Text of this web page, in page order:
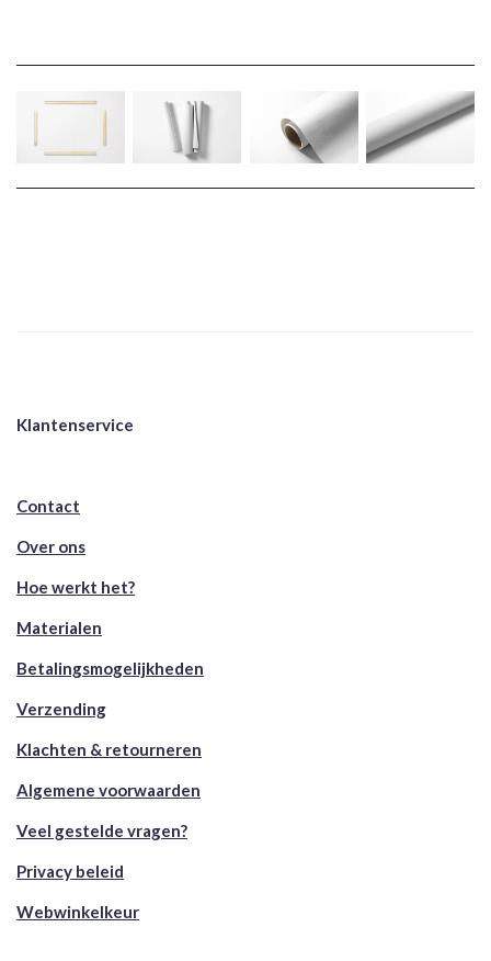
Klantenservice
Contact
Over ons
Hoe werkt het?
Materialen
Betalingsmogelijkheden
Verzending
Klachten & retourneren
Algemene voorwaarden
Veel gestelde vragen?
Privacy beleid
Webwinkelkeur